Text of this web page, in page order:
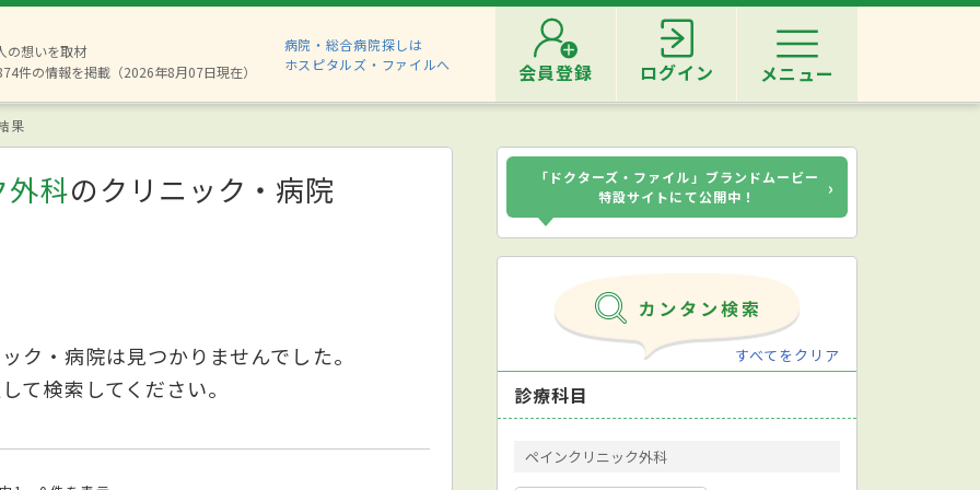
の想いを取材
件の情報を掲載（2026年8月07日現在）
病院・総合病院探しは
ホスピタルズ・ファイルへ
会員登録 ログイン メニュー
果
外科のクリニック・病院
ク・病院は見つかりませんでした。
て検索してください。
「ドクターズ・ファイル」ブランドムービー
特設サイトにて公開中！
›
すべてをクリア
診療科目
ペインクリニック外科